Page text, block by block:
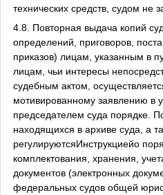
технических средств, судом не
4.8. Повторная выдача копий
определений, приговоров,
приказов) лицам, указанным в
лицам, чьи интересы
судебным актом,
мотивированному заявлению в
председателем суда порядке.
находящихся в архиве суда, а
регулируютсяИнструкциейо
комплектования, хранения,
документов (электронных
федеральных судов общей